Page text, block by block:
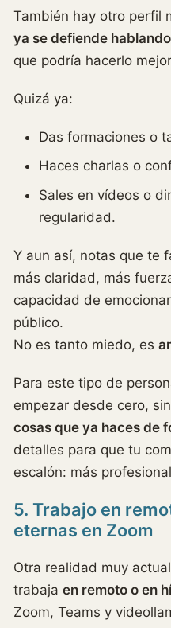
También hay otro perfil
ya se defiende
que podría hacerlo
Quizá ya:
Das formaciones o
Haces charlas o
Sales en vídeos o
regularidad.
Y aun así, notas que te
más claridad, más
capacidad de
público.
No es tanto miedo, es
Para este tipo de
empezar desde cero,
cosas que ya haces de
detalles para que tu
escalón: más
5. Trabajo en
eternas en Zoom
Otra realidad muy
trabaja en remoto o en
Zoom, Teams y